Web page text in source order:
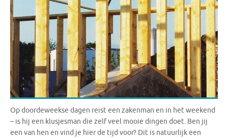
Op doordeweekse dagen reist een zakenman en in het weekend
– is hij een klusjesman die zelf veel mooie dingen doet. Ben jij
een van hen en vind je hier de tijd voor? Dit is natuurlijk een